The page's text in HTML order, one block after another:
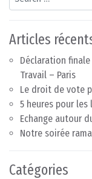
Articles
Déclaration finale
Travail – Paris
Le droit de vote
5 heures pour
Echange autour
Notre soirée
Catégories